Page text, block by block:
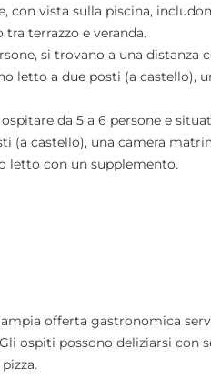
con vista sulla piscina,
terrazzo e veranda.
si trovano a una distanza
letto a due posti (a castello),
da 5 a 6 persone e
(a castello), una camera
letto con un supplemento.
offerta gastronomica
ospiti possono deliziarsi con